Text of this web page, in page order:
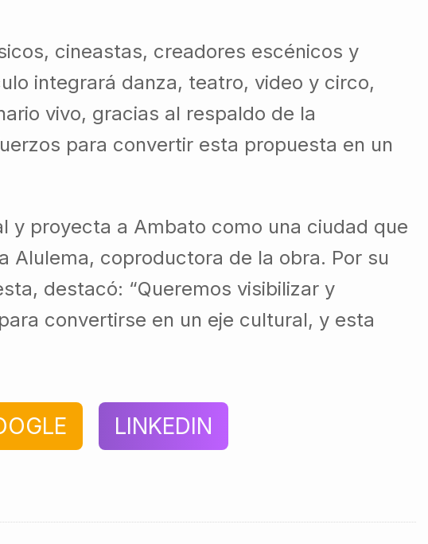
cineastas, creadores escénicos y
integrará danza, teatro, video y circo,
vivo, gracias al respaldo de la
para convertir esta propuesta en un
y proyecta a Ambato como una ciudad que
Alulema, coproductora de la obra. Por su
destacó: “Queremos visibilizar y
convertirse en un eje cultural, y esta
LINKEDIN